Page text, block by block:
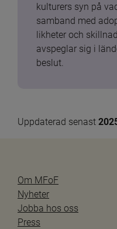
kulturers syn på
samband med
likheter och
avspeglar sig i
beslut.
Uppdaterad senast
Om MFoF
Nyheter
Jobba hos oss
Press